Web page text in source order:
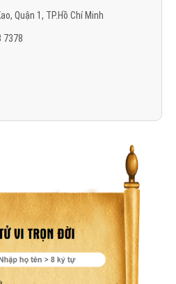
Quận 1, TP.Hồ Chí Minh
7378